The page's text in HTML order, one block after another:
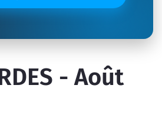
- Août